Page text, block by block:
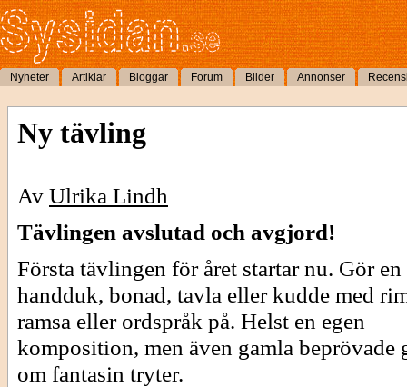
Nyheter Artiklar Bloggar Forum Bilder Annonser
Ny tävling
Av Ulrika Lindh
Tävlingen avslutad och avgjord!
Första tävlingen för året startar nu. Gör en
handduk, bonad, tavla eller kudde med
ramsa eller ordspråk på. Helst en egen
komposition, men även gamla beprövade
om fantasin tryter.